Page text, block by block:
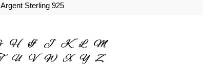
Argent Sterling 925